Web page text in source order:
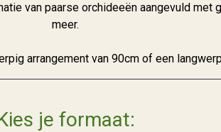
van paarse orchideeën aangevuld
meer.
arrangement van 90cm of een
je formaat: